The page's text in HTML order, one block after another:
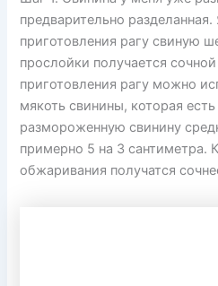
предварительно
приготовления рагу свиную
прослойки получается
приготовления рагу можно
мякоть свинины, которая
размороженную свинину
примерно 5 на 3 сантиметра.
обжаривания получатся